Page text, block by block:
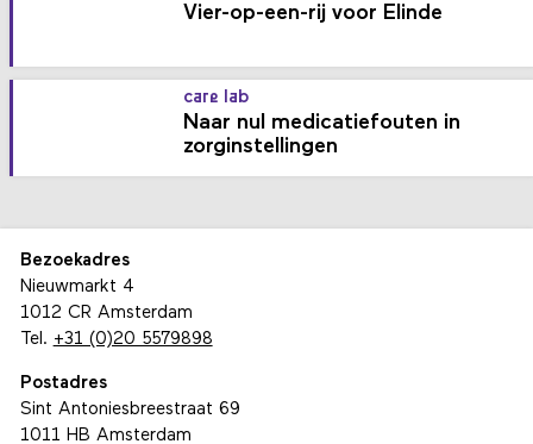
Vier-op-een-rij voor Elinde
care lab
Naar nul medicatiefouten in
zorginstellingen
Bezoekadres
Nieuwmarkt 4
1012 CR Amsterdam
Tel. +31 (0)20 5579898
Postadres
Sint Antoniesbreestraat 69
1011 HB Amsterdam